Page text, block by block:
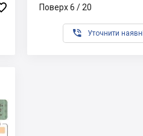
Поверх 6 / 20
 Уточнити